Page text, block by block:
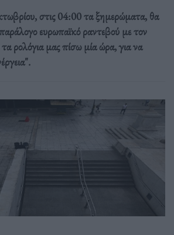
στις 04:00 τα ξημερώματα, θα
ευρωπαϊκό ραντεβού με τον
ρολόγια μας πίσω μία ώρα, για να